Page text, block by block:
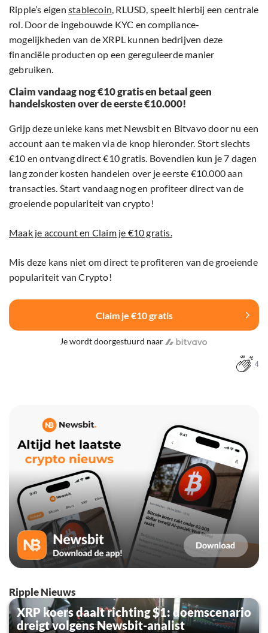
Ripple’s eigen stablecoin, RLUSD, speelt hierbij een centrale
rol. Door de ingebouwde KYC en compliance-
mogelijkheden van de XRPL kunnen bedrijven deze
financiële producten op een gereguleerde manier
gebruiken.
Claim vandaag nog €10 gratis en betaal geen
handelskosten over de eerste €10.000!
Grijp deze unieke kans met Newsbit en Bitvavo door nu een
account aan te maken via de knop hieronder. Stort slechts
€10 en ontvang direct €10 gratis. Bovendien kun je 7 dagen
lang zonder kosten handelen over je eerste €10.000 aan
transacties. Start vandaag nog en profiteer direct van de
groeiende populariteit van crypto!
Maak je account en Claim je €10 gratis.
Mis deze kans niet om direct te profiteren van de groeiende
populariteit van Crypto!
Claim je €10 gratis
Je wordt doorgestuurd naar
4
Ripple Nieuws
XRP koers daalt richting $1: doemscenario
dreigt volgens Newsbit-analist